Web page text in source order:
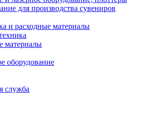
для производства сувениров
и расходные материалы
материалы
оборудование
служба